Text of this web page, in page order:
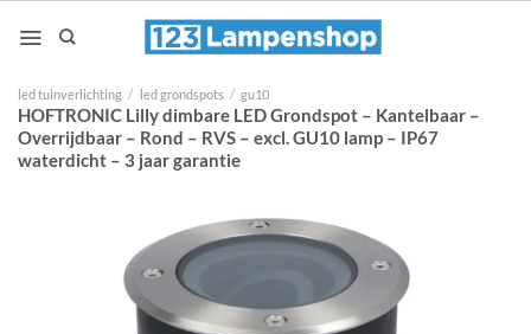
naar
led tuinverlichting / led grondspots / gu10
HOFTRONIC Lilly dimbare LED Grondspot – Kantelbaar –
Overrijdbaar – Rond – RVS – excl. GU10 lamp – IP67
waterdicht – 3 jaar garantie